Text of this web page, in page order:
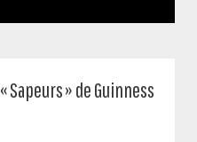
Sapeurs » de Guinness